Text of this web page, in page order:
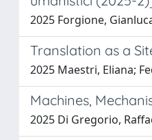
2025 Forgione,
Translation as a
2025 Maestri, Eliana;
Machines,
2025 Di Gregorio,